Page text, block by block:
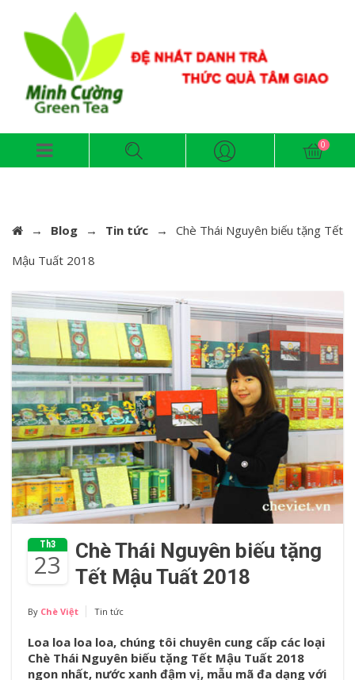
→ Blog → Tin tức →
Chè Thái Nguyên biếu tặng Tết
Mậu Tuất 2018
Th3
23
Chè Thái Nguyên biếu tặng
Tết Mậu Tuất 2018
By Chè Việt Tin tức
Loa loa loa loa, chúng tôi chuyên cung cấp các loại
Chè Thái Nguyên biếu tặng Tết Mậu Tuất 2018
ngon nhất, nước xanh đậm vị, mẫu mã đa dạng với